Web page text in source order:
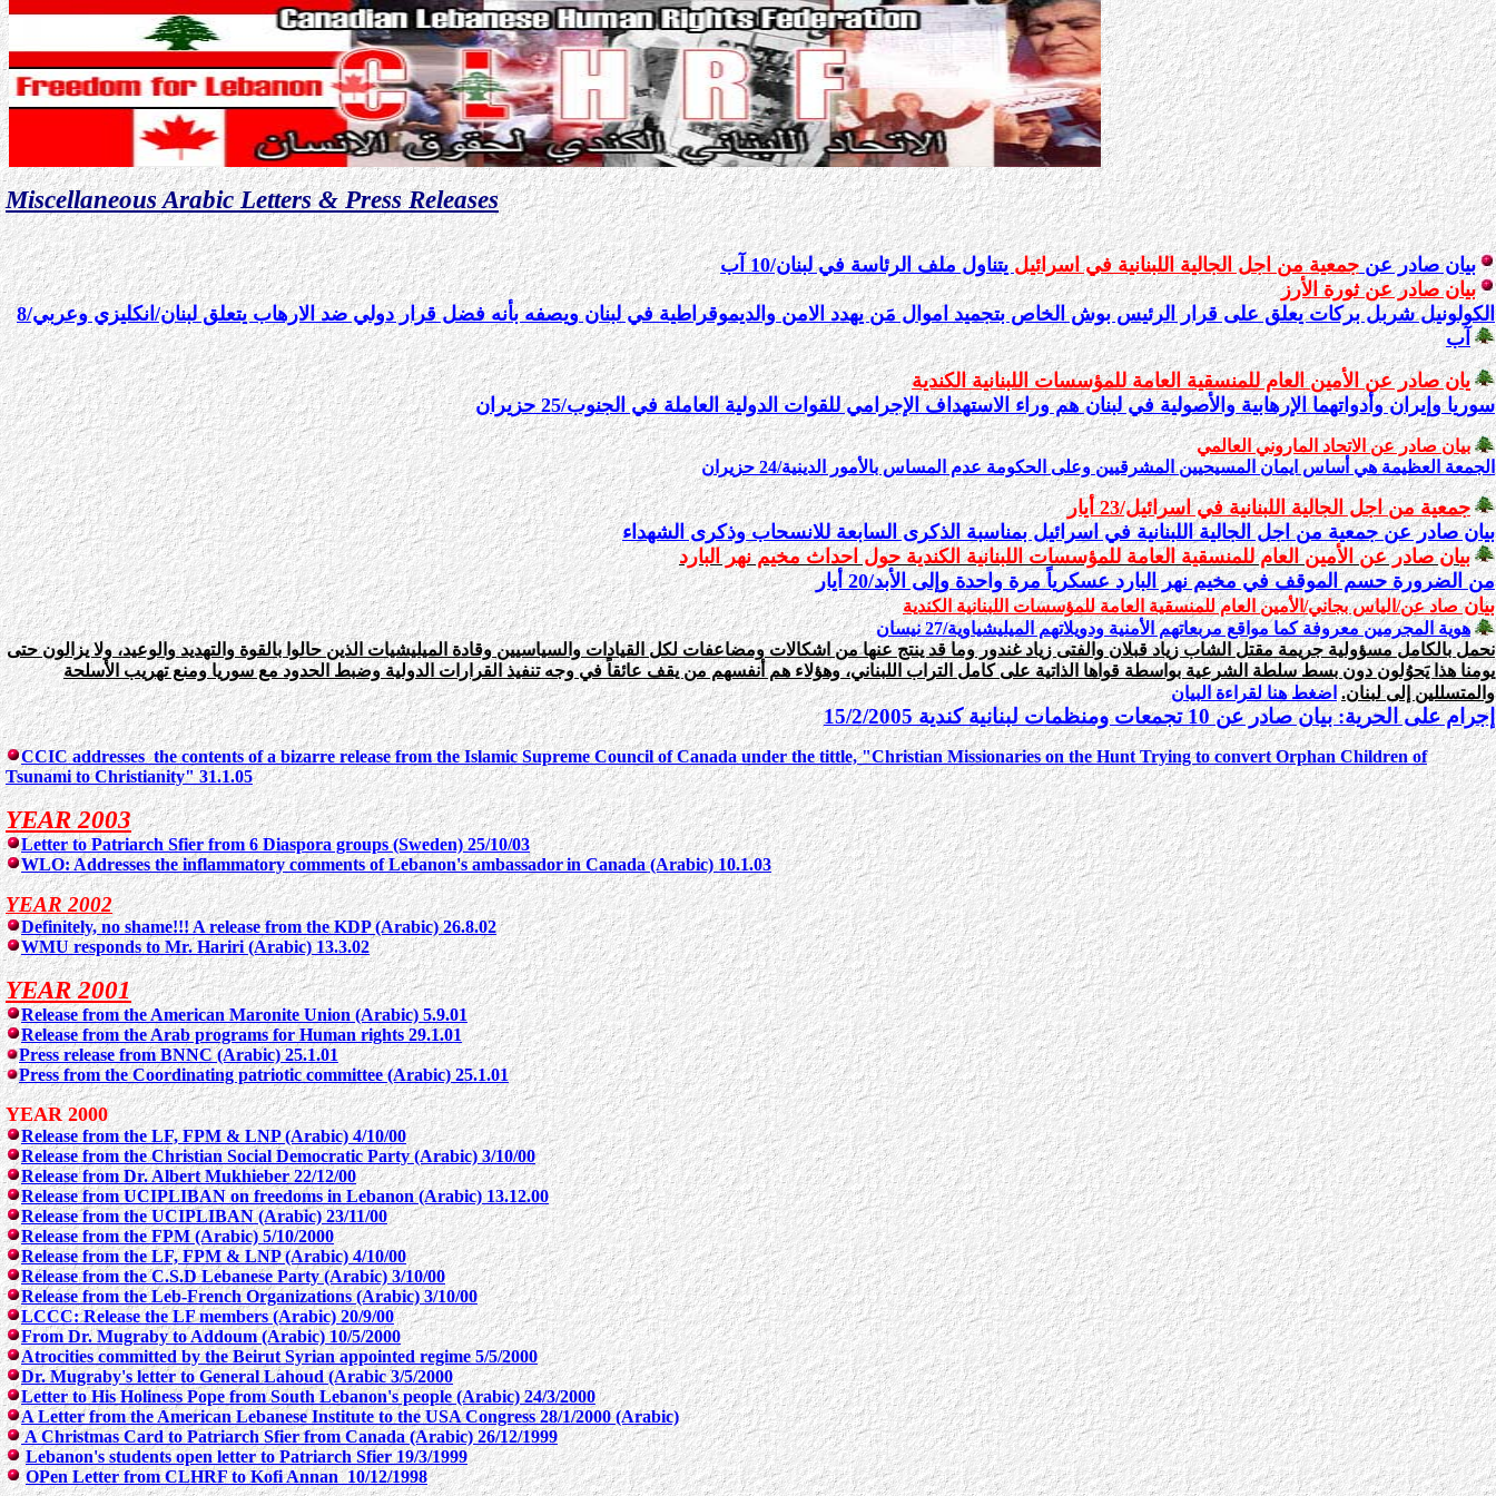
Miscellaneous Arabic Letters & Press Releases
بيان صادر عنجمعية من اجل الجالية اللبنانية في اسرائيليتناول ملف الرئاسة في لبنان/10 آب
بيان صادر عن ثورة الأرز
الكولونيل شربل بركات يعلق على قرار الرئيس بوش الخاص بتجميد اموال مَن يهدد الامن والديموقراطية في لبنان ويصفه بأنه فضل قرار دولي ضد الارهاب يتعلق لبنان/انكليزي وعربي/8
آب
يان صادر عن الأمين العام للمنسقية العامة للمؤسسات اللبنانية الكندية
سوريا وإيران وأدواتهما الإرهابية والأصولية في لبنان هم وراء الاستهداف الإجرامي للقوات الدولية العاملة في الجنوب/25 حزيران
بيان صادر عن الاتحاد الماروني العالمي
الجمعة العظيمة هي أساس ايمان المسيحيين المشرقيين وعلى الحكومة عدم المساس بالأمور الدينية/24 حزيران
جمعية من اجل الجالية اللبنانية في اسرائيل/23 أيار
بيان صادر عن جمعية من اجل الجالية اللبنانية في اسرائيل بمناسبة الذكرى السابعة للانسحاب وذكرى الشهداء
بيان صادر عن الأمين العام للمنسقية العامة للمؤسسات اللبنانية الكندية حول احداث مخيم نهر البارد
من الضرورة حسم الموقف في مخيم نهر البارد عسكرياً مرة واحدة وإلى الأبد/20 أيار
بيانصاد عن/الياس بجاني/الأمين العام للمنسقية العامة للمؤسسات اللبنانية الكندية
هوية المجرمين معروفة كما مواقع مربعاتهم الأمنية ودويلاتهم الميليشياوية/27 نيسان
نحمل بالكامل مسؤولية جريمة مقتل الشاب زياد قبلان والفتى زياد غندوروما قد ينتج عنها من اشكالات ومضاعفات لكل القيادات والسياسيين وقادة الميليشيات الذين حالوا بالقوة والتهديد والوعيد، ولا يزالون حتى
يومنا هذا يَحوُلون دون بسط سلطة الشرعية بواسطة قواها الذاتية على كامل التراب اللبناني، وهؤلاء هم أنفسهم من يقف عائقاً في وجه تنفيذ القرارات الدولية وضبط الحدود مع سوريا ومنع تهريب الأسلحة
والمتسللين إلى لبنان. اضغط هنا لقراءة البيان
إجرام على الحرية: بيان صادر عن 10 تجمعات ومنظمات لبنانية كندية 15/2/2005
CCIC addresses the contents of a bizarre release from the Islamic Supreme Council of Canada under the tittle, "Christian Missionaries on the Hunt Trying to convert Orphan Children of
Tsunami to Christianity" 31.1.05
YEAR 2003
Letter to Patriarch Sfier from 6 Diaspora groups (Sweden) 25/10/03
WLO: Addresses the inflammatory comments of Lebanon's ambassadorin Canada (Arabic) 10.1.03
YEAR 2002
Definitely, no shame!!! A release from the KDP (Arabic) 26.8.02
WMU responds to Mr. Hariri (Arabic) 13.3.02
YEAR 2001
Release from the American Maronite Union (Arabic) 5.9.01
Release from the Arab programs for Human rights 29.1.01
Press release from BNNC (Arabic) 25.1.01
Press from the Coordinating patriotic committee (Arabic) 25.1.01
YEAR 2000
Release from the LF, FPM & LNP (Arabic) 4/10/00
Release from the Christian Social Democratic Party (Arabic) 3/10/00
Release from Dr. Albert Mukhieber 22/12/00
Release from UCIPLIBAN on freedoms in Lebanon (Arabic) 13.12.00
Release from the UCIPLIBAN (Arabic) 23/11/00
Release from the FPM (Arabic) 5/10/2000
Release from the LF, FPM & LNP (Arabic) 4/10/00
Release from the C.S.D Lebanese Party (Arabic) 3/10/00
Release from the Leb-French Organizations (Arabic) 3/10/00
LCCC: Release the LF members (Arabic) 20/9/00
From Dr. Mugraby to Addoum (Arabic) 10/5/2000
Atrocities committed by the Beirut Syrian appointed regime 5/5/2000
Dr. Mugraby's letter to General Lahoud (Arabic 3/5/2000
Letter to His Holiness Pope from South Lebanon's people (Arabic) 24/3/2000
A Letter from the American Lebanese Institute to the USA Congress 28/1/2000 (Arabic)
A Christmas Card to Patriarch Sfier from Canada (Arabic) 26/12/1999
Lebanon's students open letter to Patriarch Sfier 19/3/1999
OPen Letter from CLHRF to Kofi Annan 10/12/1998